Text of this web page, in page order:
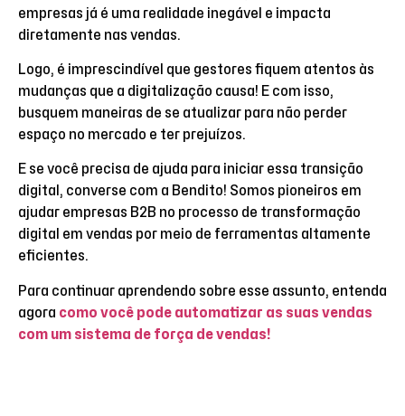
empresas já é uma realidade inegável e impacta
diretamente nas vendas.
Logo, é imprescindível que gestores fiquem atentos às
mudanças que a digitalização causa! E com isso,
busquem maneiras de se atualizar para não perder
espaço no mercado e ter prejuízos.
E se você precisa de ajuda para iniciar essa transição
digital, converse com a Bendito! Somos pioneiros em
ajudar empresas B2B no processo de transformação
digital em vendas por meio de ferramentas altamente
eficientes.
Para continuar aprendendo sobre esse assunto, entenda
agora como você pode automatizar as suas vendas
com um sistema de força de vendas!